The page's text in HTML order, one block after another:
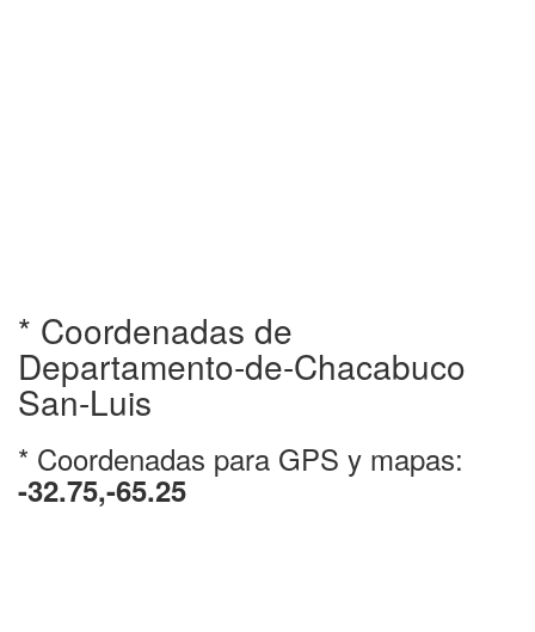
* Coordenadas de
Departamento-de-Chacabuco
San-Luis
* Coordenadas para GPS y mapas:
-32.75,-65.25